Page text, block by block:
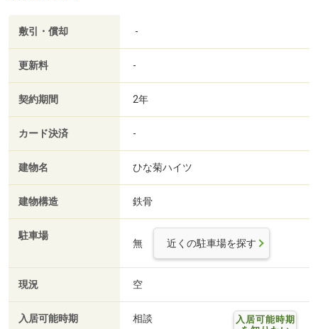
敷引・償却 -
更新料 -
契約期間 2年
カード決済 -
建物名 ひな菊ハイツ
建物構造 鉄骨
駐車場
無 近くの駐車場を探す
現況 空
入居可能時期 相談
入居可能時期